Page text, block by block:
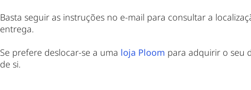
Basta seguir as instruções no e-mail para consultar a
entrega.
Se prefere deslocar-se a uma loja Ploom para adquirir o seu
de si.